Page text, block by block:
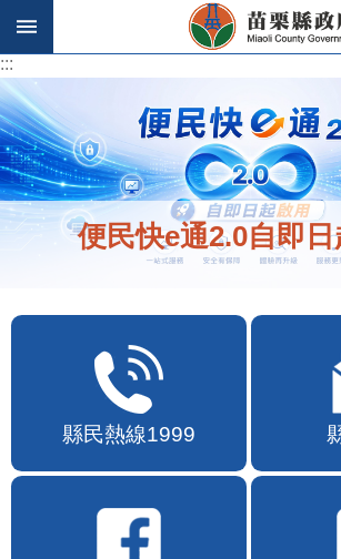
跳到主要內容區塊
:::
:::
便民快e通2.0自即
縣民熱線1999